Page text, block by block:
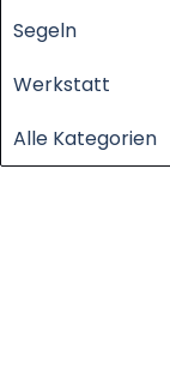
Segeln
Werkstatt
Alle Kategorien